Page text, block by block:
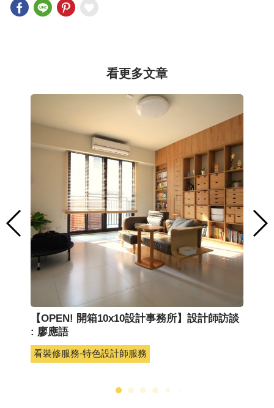
看更多文章
【OPEN! 開箱10x10設計事務所】設計師訪談
: 廖應語
看裝修服務-特色設計師服務